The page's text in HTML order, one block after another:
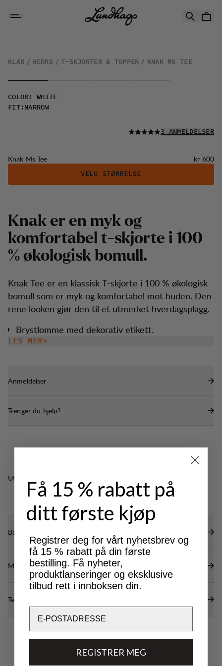
KLÆR HERRE T-SKJORTER & TOPPER KNAK MS TEE
COLOR : WHITE
FIT: NARROW
LES ALLE
3 ANMELDELSER
Knak Ms Tee Pris:
kr 600
VELG STØRRELSE
Knak er en myk og
komfortabel t-skjorte i 100
% økologisk bomull.
Knak Tee er en klassisk T-skjorte i 100 % økologisk
bomull som er myk og komfortabel mot huden. Den
rene looken gjør den til et utmerket hverdagsplagg.
Brystlomme med dekorativ etikett.
LES MER
Anmeldelser
Trenger du hjelp?
Utmerket for
OUTDOOR LIFE
Bærekraftsegenskaper
Materialer
Tekniske spesifikasjoner
Få 15 % rabatt på
ditt første kjøp
Registrer deg for vårt nyhetsbrev og
få 15 % rabatt på din første
bestilling. Få nyheter,
produktlanseringer og eksklusive
tilbud rett i innboksen din.
REGISTRER MEG